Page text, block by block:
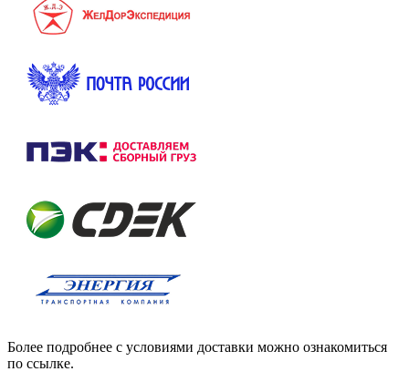
Более подробнее с условиями доставки можно ознакомиться
по ссылке.